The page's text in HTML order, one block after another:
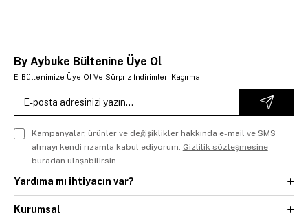
By Aybuke Bültenine Üye Ol
E-Bültenimize Üye Ol Ve Sürpriz İndirimleri Kaçırma!
Kampanyalar, ürünler ve değişiklikler hakkında e-mail ve SMS
almayı kendi rızamla kabul ediyorum. Gizlilik sözleşmesine
buradan ulaşabilirsin
Yardıma mı ihtiyacın var?
Kurumsal